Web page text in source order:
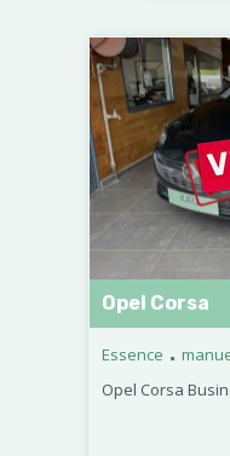
Opel Corsa
Essence .
Opel Corsa